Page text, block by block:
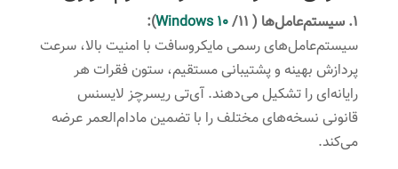
۱. سیستم‌عامل‌ها ( Windows 10/11):
سیستم‌عامل‌های رسمی مایکروسافت با امنیت بالا، سرعت
پردازش بهینه و پشتیبانی مستقیم، ستون فقرات هر
رایانه‌ای را تشکیل می‌دهند. آی‌تی ریسرچز لایسنس
قانونی نسخه‌های مختلف را با تضمین مادام‌العمر عرضه
می‌کند.